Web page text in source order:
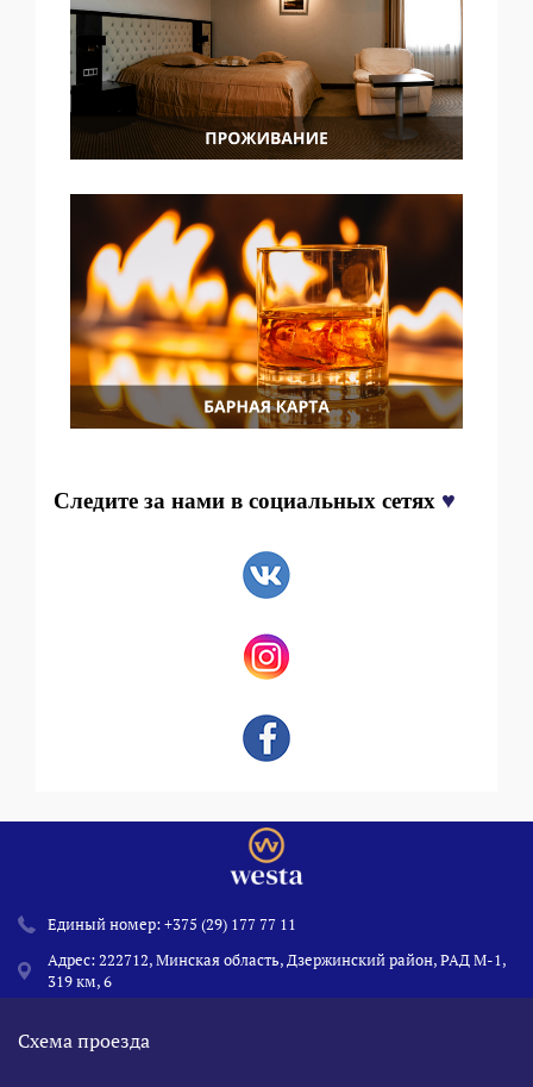
Следите за нами в социальных сетях ♥
Единый номер:+375 (29) 177 77 11
Адрес: 222712, Минская область, Дзержинский район, РАД М-1,
319 км, 6
Схема проезда